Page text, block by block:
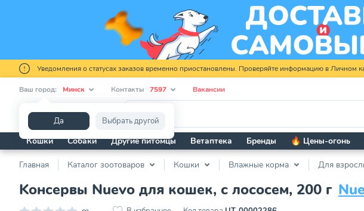
Уведомления о статусах заказов временно приостановлены. Проверяйте информацию в Личном
Ваш город: Минск
Да Выбрать другой
Контакты 7597 Вакансии
Кошки Собаки Другие питомцы Ветаптека Бренды 🔥 Цены-огонь
Главная Каталог зоотоваров Кошки Влажные корма Для
Kонсервы Nuevo для кошек, с лососем, 200 г